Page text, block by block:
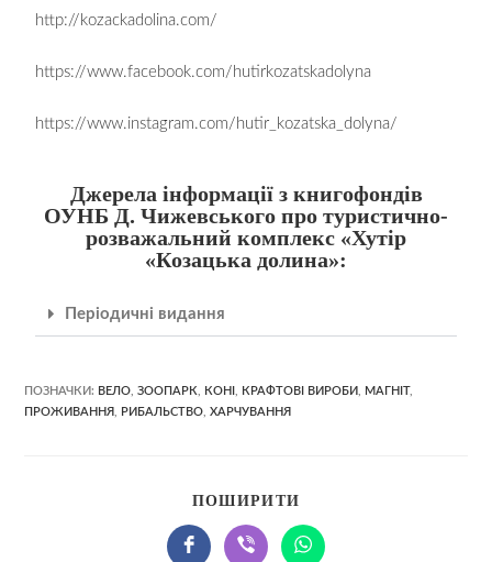
http://kozackadolina.com/
https://www.facebook.com/hutirkozatskadolyna
https://www.instagram.com/hutir_kozatska_dolyna/
Джерела інформації з книгофондів
ОУНБ Д. Чижевського про туристично-
розважальний комплекс «Хутір
«Козацька долина»:
Періодичні видання
ПОЗНАЧКИ: ВЕЛО ЗООПАРК КОНІ КРАФТОВІ ВИРОБИ МАГНІТ,
ПРОЖИВАННЯ
РИБАЛЬСТВО ХАРЧУВАННЯ
ПОШИРИТИ